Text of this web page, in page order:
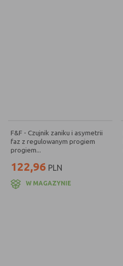
F&F - Czujnik zaniku i asymetrii
faz z regulowanym progiem
progiem...
122,96 PLN
W MAGAZYNIE